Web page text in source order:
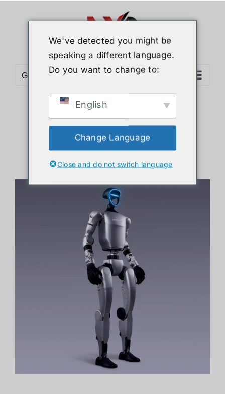
Go to...
Unitree G1
We've detected you might be
speaking a different language.
Do you want to change to:
English
Change Language
Close and do not switch language